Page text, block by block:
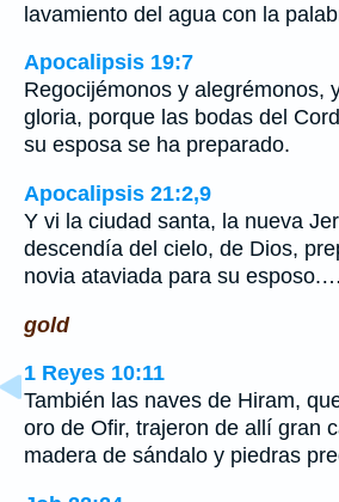
lavamiento del agua con la
Apocalipsis 19:7
Regocijémonos y alegrémonos,
gloria, porque las bodas del
su esposa se ha preparado.
Apocalipsis 21:2,9
Y vi la ciudad santa, la nueva
descendía del cielo, de Dios,
novia ataviada para su esposo.…
gold
1 Reyes 10:11
También las naves de Hiram,
oro de Ofir, trajeron de allí gran
madera de sándalo y piedras